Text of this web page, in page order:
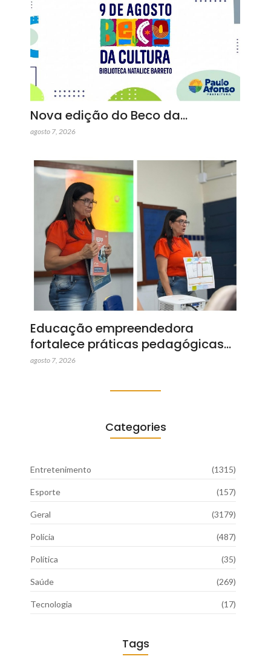
Nova edição do Beco da…
agosto 7, 2026
Educação empreendedora
fortalece práticas pedagógicas…
agosto 7, 2026
Categories
Entretenimento (1315)
Esporte (157)
Geral (3179)
Polícia (487)
Política (35)
Saúde (269)
Tecnologia (17)
Tags